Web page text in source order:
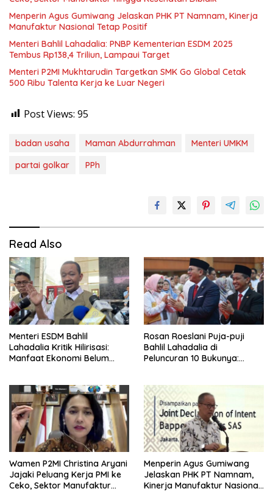
Menperin Agus Gumiwang Jelaskan PHK PT Namnam, Kinerja
Manufaktur Nasional Tetap Positif
Menteri Bahlil Lahadalia: PNBP Kementerian ESDM 2025
Tembus Rp138,4 Triliun, Lampaui Target
Menteri P2MI Mukhtarudin Targetkan SMK Go Global Cetak
500 Ribu Talenta Kerja ke Luar Negeri
Post Views: 95
badan usaha Maman Abdurrahman
Menteri UMKM
partai golkar
PPh
Read Also
Menteri ESDM Bahlil
Lahadalia Kritik Hilirisasi:
Manfaat Ekonomi Belum
Rosan Roeslani Puja-puji
Bahlil Lahadalia di
Peluncuran 10 Bukunya:
Wamen P2MI Christina Aryani
Jajaki Peluang Kerja PMI ke
Ceko, Sektor Manufaktur
Menperin Agus Gumiwang
Jelaskan PHK PT Namnam,
Kinerja Manufaktur Nasional